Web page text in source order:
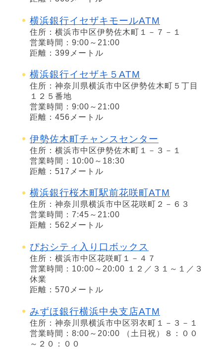
横浜銀行イセザキモールATM
住所：横浜市中区伊勢佐木町１－７－１
営業時間：9:00～21:00
距離：399メートル
横浜銀行イセザキ５ATM
住所：神奈川県横浜市中区伊勢佐木町５丁目
１２５番地
営業時間：9:00～21:00
距離：456メートル
伊勢佐木町チャンスセンター
住所：横浜市中区伊勢佐木町１－３－１
営業時間：10:00～18:30
距離：517メートル
横浜銀行桜木町駅前花咲町ATM
住所：神奈川県横浜市中区花咲町２－６３
営業時間：7:45～21:00
距離：562メートル
ぴおシティ入り口ボックス
住所：横浜市中区花咲町１－４７
営業時間：10:00～20:00 １２／３１～１／３
休業
距離：570メートル
みずほ銀行横浜中央支店ATM
住所：神奈川県横浜市中区羽衣町１－３－１
営業時間：8:00～20:00 （土日祝）８：００
～２０：００